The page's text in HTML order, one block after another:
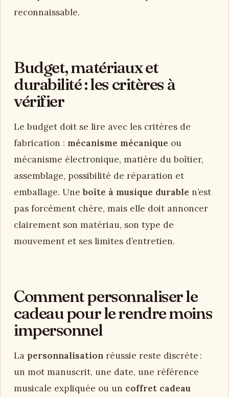
reconnaissable.
Budget, matériaux et
durabilité : les critères à
vérifier
Le budget doit se lire avec les critères de
fabrication : mécanisme mécanique ou
mécanisme électronique, matière du boîtier,
assemblage, possibilité de réparation et
emballage. Uneboîte à musique durable n’est
pas forcément chère, mais elle doit annoncer
clairement son matériau, son type de
mouvement et ses limites d’entretien.
Comment personnaliser le
cadeau pour le rendre moins
impersonnel
La personnalisation réussie reste discrète :
un mot manuscrit, une date, une référence
musicale expliquée ou un coffret cadeau